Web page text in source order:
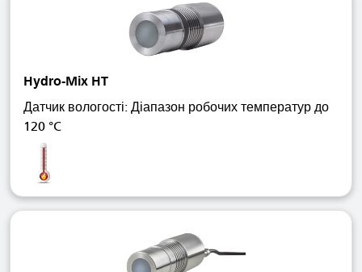
Hydro-Mix HT
Датчик вологості: Діапазон робочих температур до
120 °C